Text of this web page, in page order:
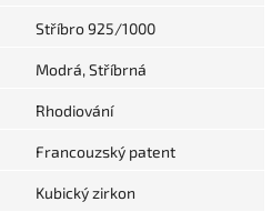
Stříbro 925/1000
Modrá, Stříbrná
Rhodiování
Francouzský patent
Kubický zirkon